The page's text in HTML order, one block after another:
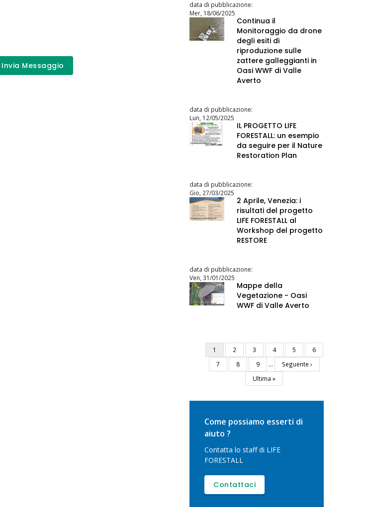
data di pubblicazione:
Mer, 18/06/2025
Continua il
Monitoraggio da drone
degli esiti di
riproduzione sulle
zattere galleggianti in
Oasi WWF di Valle
Averto
data di pubblicazione:
Lun, 12/05/2025
IL PROGETTO LIFE
FORESTALL: un esempio
da seguire per il Nature
Restoration Plan
data di pubblicazione:
Gio, 27/03/2025
2 Aprile, Venezia: i
risultati del progetto
LIFE FORESTALL al
Workshop del progetto
RESTORE
data di pubblicazione:
Ven, 31/01/2025
Mappe della
Vegetazione - Oasi
WWF di Valle Averto
Paginazione
Pagina
attuale
1 Pagina
2 Pagina
3 Pagina
4 Pagina
5 Pagina
6
Pagina
7 Pagina
8 Pagina
9 …
Pagina
successiva
Seguente ›
Ultima
pagina
Ultima »
Come possiamo esserti di
aiuto ?
Contatta lo staff di LIFE
FORESTALL
Contattaci